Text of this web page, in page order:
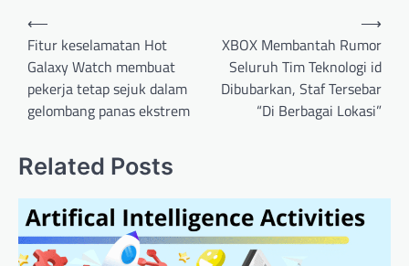
Post
navigation
⟵
Fitur keselamatan Hot
Galaxy Watch membuat
pekerja tetap sejuk dalam
gelombang panas ekstrem
XBOX Membantah Rumor
Seluruh Tim Teknologi id
Dibubarkan, Staf Tersebar
“Di Berbagai Lokasi”
⟶
Related Posts